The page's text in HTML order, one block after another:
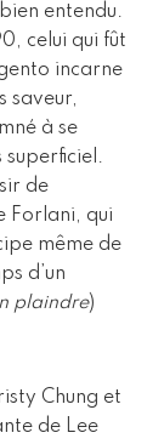
entendu.
celui qui fût
incarne
saveur,
à se
superficiel.
de
Forlani, qui
même de
d’un
plaindre)
Chung et
de Lee